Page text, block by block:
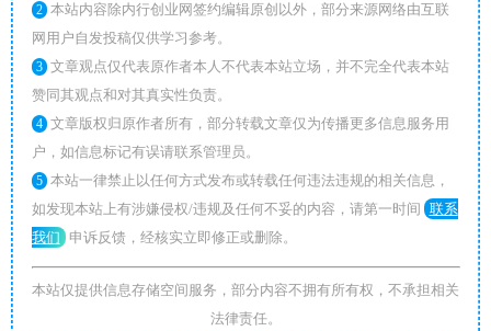
2 本站内容除内行创业网签约编辑原创以外，部分来源网络由互联
网用户自发投稿仅供学习参考。
3 文章观点仅代表原作者本人不代表本站立场，并不完全代表本站
赞同其观点和对其真实性负责。
4 文章版权归原作者所有，部分转载文章仅为传播更多信息服务用
户，如信息标记有误请联系管理员。
5 本站一律禁止以任何方式发布或转载任何违法违规的相关信息，
如发现本站上有涉嫌侵权/违规及任何不妥的内容，请第一时间 联系
我们
申诉反馈，经核实立即修正或删除。
本站仅提供信息存储空间服务，部分内容不拥有所有权，不承担相关
法律责任。